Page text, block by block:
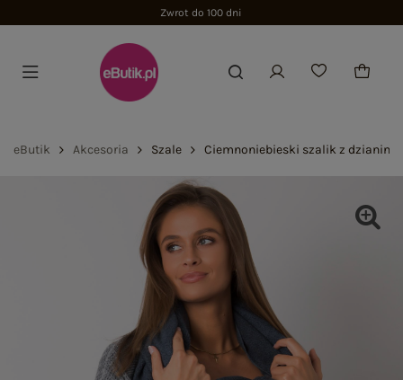
Zwrot do 100 dni
eButik Akcesoria Szale Ciemnoniebieski szalik z dzianiny